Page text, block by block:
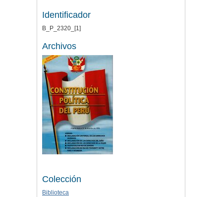
Identificador
B_P_2320_[1]
Archivos
Colección
Biblioteca